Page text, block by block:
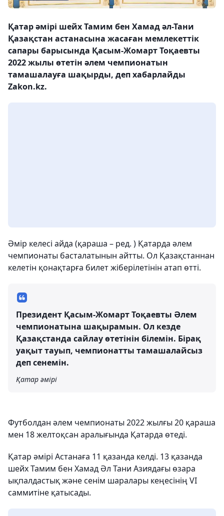
Қатар әмірі шейх Тамим бен Хамад әл-Тани
Қазақстан астанасына жасаған мемлекеттік
сапары барысында Қасым-Жомарт Тоқаевты
2022 жылы өтетін әлем чемпионатын
тамашалауға шақырды, деп хабарлайды
Zakon.kz.
Әмір келесі айда (қараша – ред. ) Қатарда әлем
чемпионаты басталатынын айтты. Ол Қазақстаннан
келетін қонақтарға билет жіберілетінін атап өтті.
Президент Қасым-Жомарт Тоқаевты Әлем
чемпионатына шақырамын. Ол кезде
Қазақстанда сайлау өтетінін білемін. Бірақ
уақыт тауып, чемпионатты тамашалайсыз
деп сенемін.
Қатар әмірі
Футболдан әлем чемпионаты 2022 жылғы 20 қараша
мен 18 желтоқсан аралығында Қатарда өтеді.
Қатар әмірі Астанаға 11 қазанда келді. 13 қазанда
шейх Тамим бен Хамад Әл Тани Азиядағы өзара
ықпалдастық және сенім шаралары кеңесінің VI
саммитіне қатысады.